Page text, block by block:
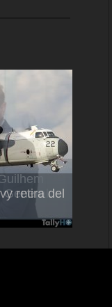
retira del
General